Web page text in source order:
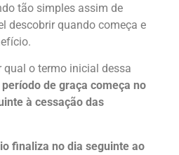
tão simples assim de
descobrir quando começa e
qual o termo inicial dessa
período de graça começa no
à cessação das
finaliza no dia seguinte ao